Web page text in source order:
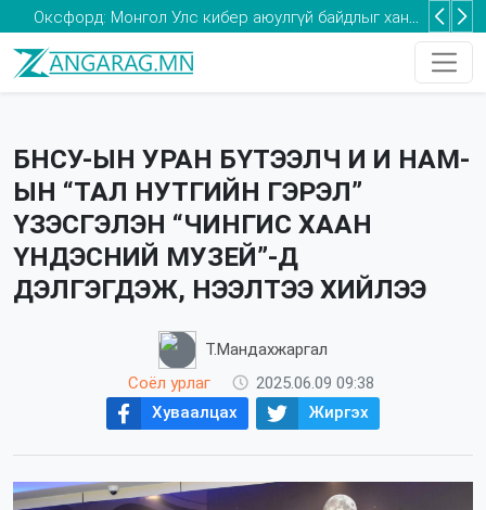
Оксфорд: Монгол Улс кибер аюулгүй байдлыг хангах хөрөнгө оруулалтыг нэмэгдүүлэх шаардлагатай
БНСУ-ЫН УРАН БҮТЭЭЛЧ И И НАМ-
ЫН “ТАЛ НУТГИЙН ГЭРЭЛ”
ҮЗЭСГЭЛЭН “ЧИНГИС ХААН
ҮНДЭСНИЙ МУЗЕЙ”-Д
ДЭЛГЭГДЭЖ, НЭЭЛТЭЭ ХИЙЛЭЭ
Т.Мандахжаргал
Соёл урлаг
2025.06.09 09:38
Хуваалцах
Жиргэх